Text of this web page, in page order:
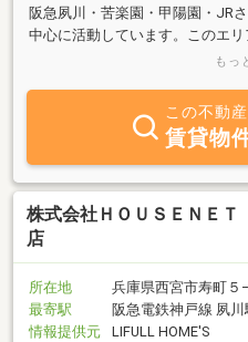
阪急夙川・苦楽園・甲陽園・JR
中心に活動しています。このエ
た自然と環境と、大阪・神戸へもっ
この不動
賃貸物
株式会社ＨＯＵＳＥＮＥ
店
所在地
兵庫県西宮市寿町５
最寄駅
阪急電鉄神戸線 夙川
情報提供元
LIFULL HOME'S